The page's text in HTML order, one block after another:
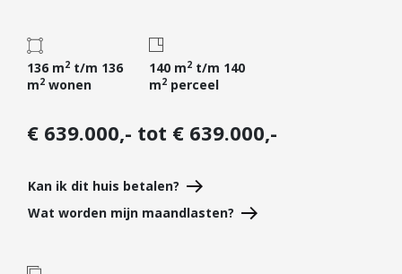
Verhuren
Taxeren
Nieuwbouw
Particulieren
Hypotheekadvies
136 m2 t/m 136
m2 wonen
140 m2t/m 140
m2perceel
€ 639.000,- tot € 639.000,-
Kan ik dit huis betalen?
Wat worden mijn maandlasten?